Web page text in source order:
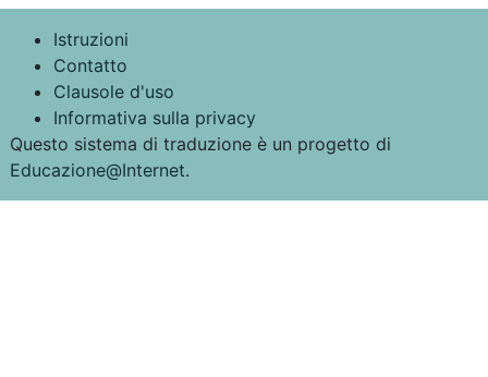
Istruzioni
Contatto
Clausole d'uso
Informativa sulla privacy
Questo sistema di traduzione è un progetto di
Educazione@Internet.